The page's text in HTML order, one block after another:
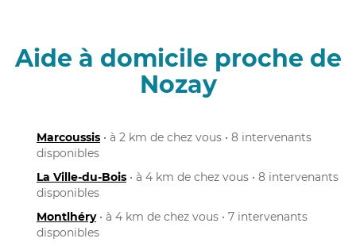
Aide à domicile proche de
Nozay
Marcoussis • à 2 km de chez vous • 8 intervenants
disponibles
La Ville-du-Bois • à 4 km de chez vous • 8 intervenants
disponibles
Montlhéry• à 4 km de chez vous • 7 intervenants
disponibles